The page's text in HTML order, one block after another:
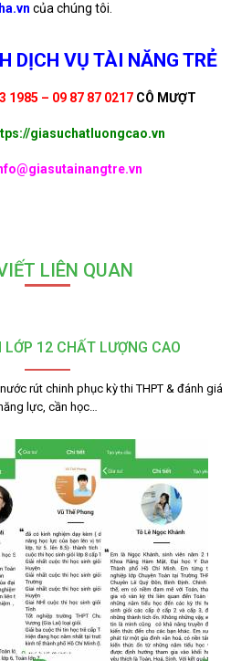
của chúng tôi.
DỊCH VỤ TÀI NĂNG TRẺ
1985 – 09 87 87 0217 CÔ MƯỢT
giasuchatluongcao.vn
LIÊN QUAN
LỚP 12 CHẤT LƯỢNG CAO
rút chinh phục kỳ thi THPT & đánh giá
lực, cần học…